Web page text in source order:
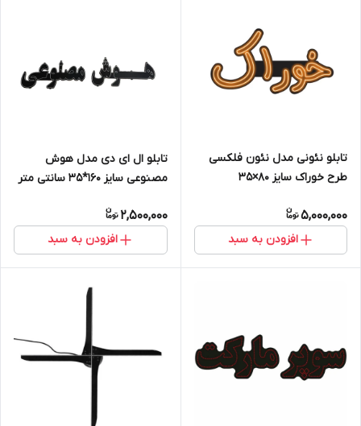
تابلو نئونی مدل نئون فلکسی
طرح خوراک سایز ۸۰×۳۵
5,000,000
افزودن به سبد
تابلو ال ای دی مدل هوش
مصنوعی سایز 160*35 سانتی متر
2,500,000
افزودن به سبد